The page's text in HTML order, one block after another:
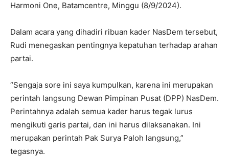
Harmoni One, Batamcentre, Minggu (8/9/2024).
Dalam acara yang dihadiri ribuan kader NasDem tersebut,
Rudi menegaskan pentingnya kepatuhan terhadap arahan
partai.
“Sengaja sore ini saya kumpulkan, karena ini merupakan
perintah langsung Dewan Pimpinan Pusat (DPP) NasDem.
Perintahnya adalah semua kader harus tegak lurus
mengikuti garis partai, dan ini harus dilaksanakan. Ini
merupakan perintah Pak Surya Paloh langsung,”
tegasnya.